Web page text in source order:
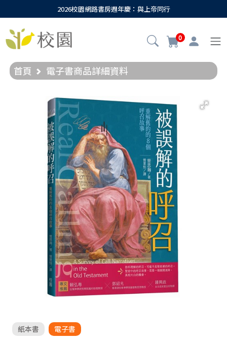
2026校園網路書房週年慶：與上帝同行
0
首頁 電子書商品詳細資料
紙本書 電子書